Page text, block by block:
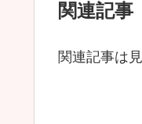
関連記事
関連記事は